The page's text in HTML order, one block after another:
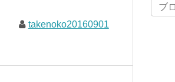
takenoko20160901